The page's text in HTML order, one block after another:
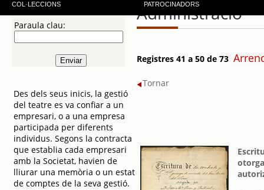
COL·LECCIONS PATROCINADORS
Paraula clau:
Des dels seus inicis, la gestió
del teatre es va confiar a un
empresari, o a una empresa
participada per diferents
individus. Segons la contracta
que establia cada empresari
amb la Societat, havien de
lliurar una memòria o un estat
de comptes de la seva gestió.
Administració
Registres 41 a 50 de 73
Tornar